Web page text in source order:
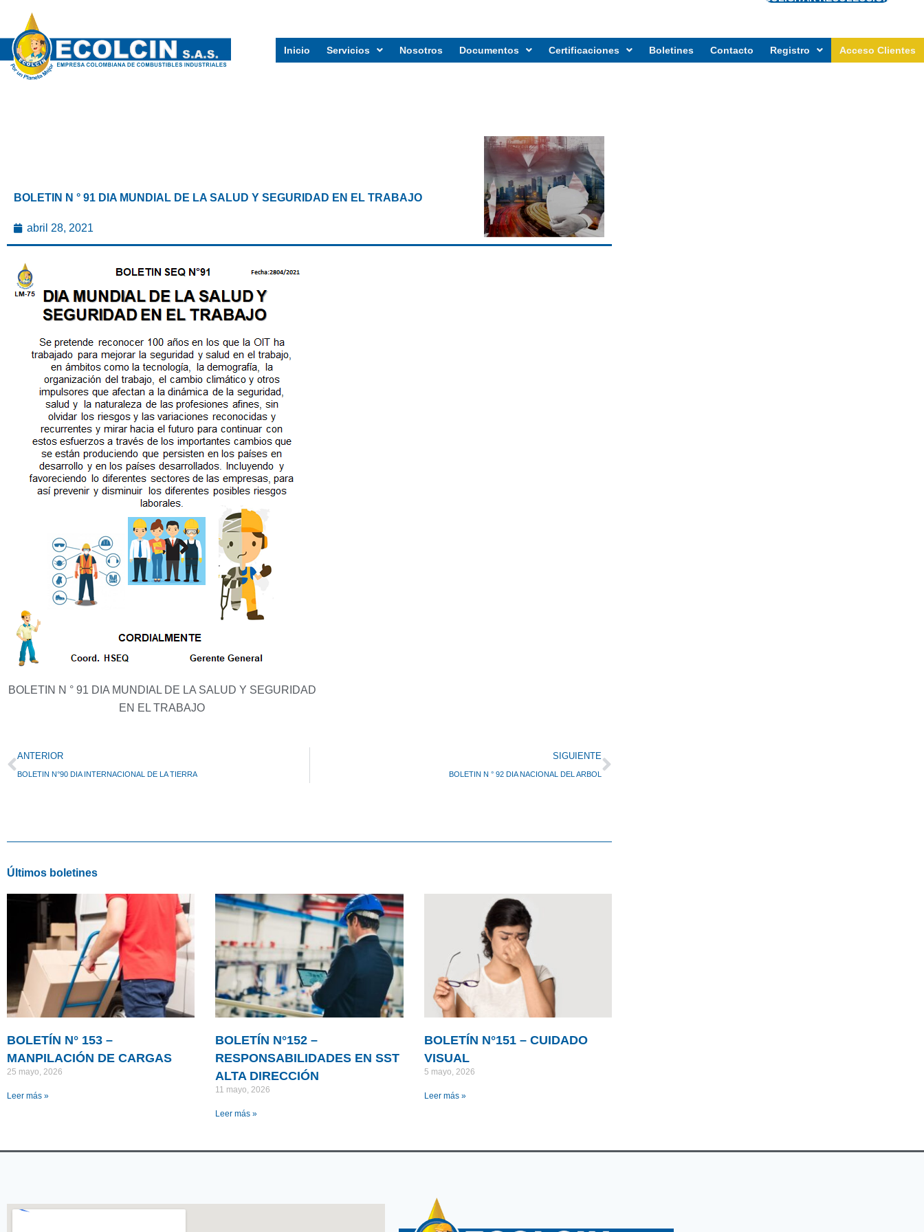
contenido
Inicio Servicios Nosotros Documentos Certificaciones Boletines Contacto Registro Acceso Clientes
BOLETIN N ° 91 DIA MUNDIAL DE LA SALUD Y SEGURIDAD EN EL TRABAJO
abril 28, 2021
BOLETIN N ° 91 DIA MUNDIAL DE LA SALUD Y SEGURIDAD
EN EL TRABAJO
Prev
ANTERIOR
BOLETIN N°90 DIA INTERNACIONAL DE LA TIERRA
SIGUIENTE
BOLETIN N ° 92 DIA NACIONAL DEL ARBOL
Next
Últimos boletines
BOLETÍN N° 153 –
MANPILACIÓN DE CARGAS
25 mayo, 2026
Leer más »
BOLETÍN N°152 –
RESPONSABILIDADES EN SST
ALTA DIRECCIÓN
11 mayo, 2026
Leer más »
BOLETÍN N°151 – CUIDADO
VISUAL
5 mayo, 2026
Leer más »